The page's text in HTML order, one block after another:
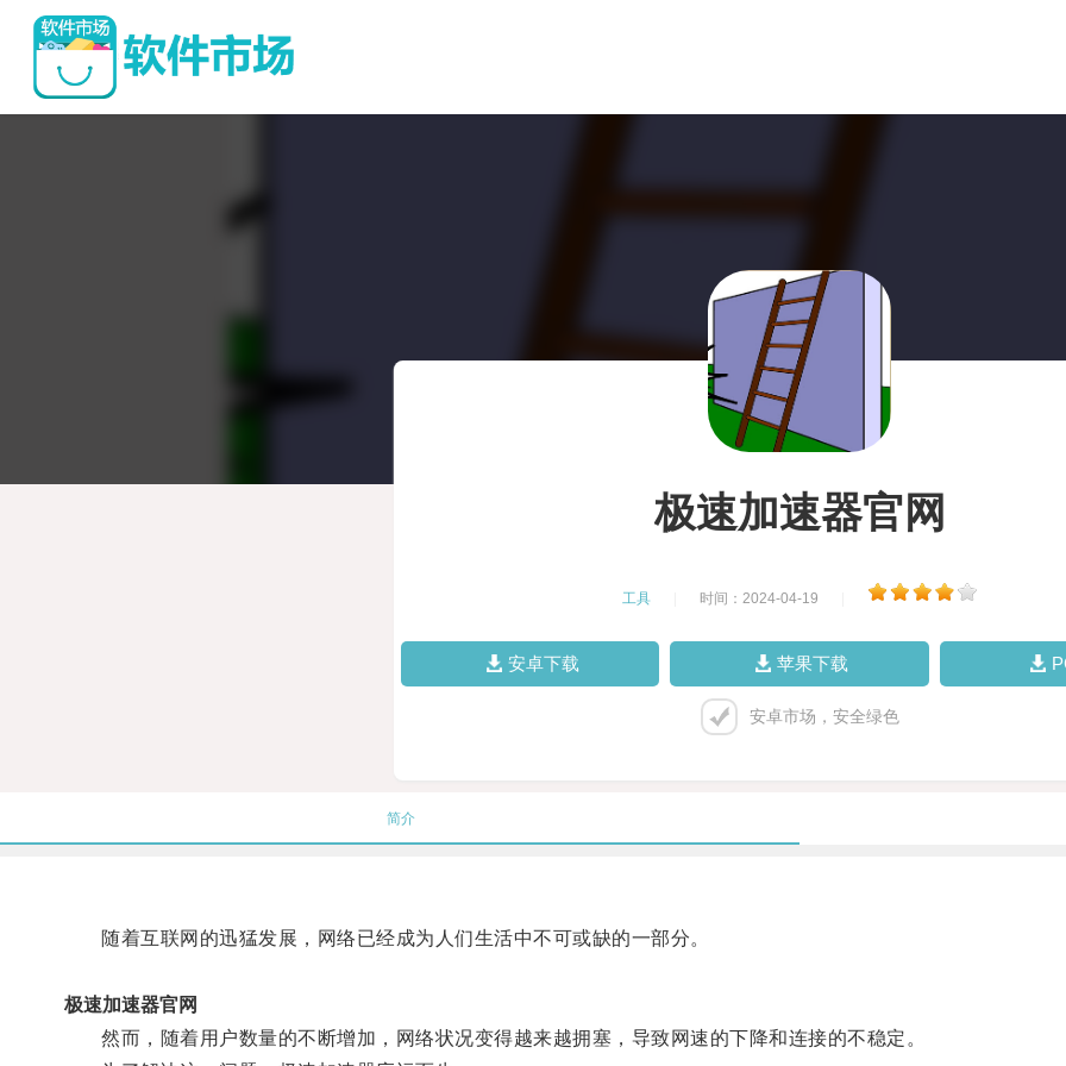
极速加速器官网
工具 时间：2024-04-19
安卓下载 苹果下载
安卓市场，安全绿色
简介
随着互联网的迅猛发展，网络已经成为人们生活中不可或缺的一部分。
极速加速器官网
然而，随着用户数量的不断增加，网络状况变得越来越拥塞，导致网速的下降和连接的不稳定。